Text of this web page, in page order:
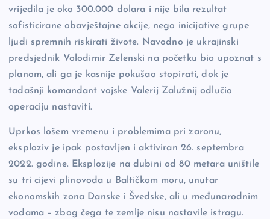
vrijedila je oko 300.000 dolara i nije bila rezultat
sofisticirane obavještajne akcije, nego inicijative grupe
ljudi spremnih riskirati živote. Navodno je ukrajinski
predsjednik Volodimir Zelenski na početku bio upoznat s
planom, ali ga je kasnije pokušao stopirati, dok je
tadašnji komandant vojske Valerij Zalužnij odlučio
operaciju nastaviti.
Uprkos lošem vremenu i problemima pri zaronu,
eksploziv je ipak postavljen i aktiviran 26. septembra
2022. godine. Eksplozije na dubini od 80 metara uništile
su tri cijevi plinovoda u Baltičkom moru, unutar
ekonomskih zona Danske i Švedske, ali u međunarodnim
vodama – zbog čega te zemlje nisu nastavile istragu.